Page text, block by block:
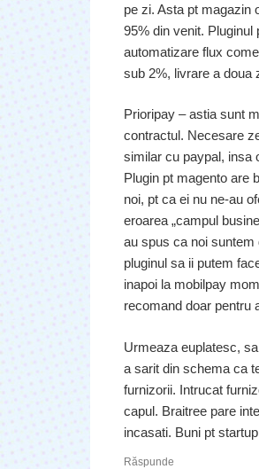
pe zi. Asta pt magazin
95% din venit. Pluginul
automatizare flux
sub 2%, livrare a doua
Prioripay – astia sunt
contractul. Necesare
similar cu paypal, insa
Plugin pt magento are
noi, pt ca ei nu ne-au
eroarea „campul
au spus ca noi
pluginul sa ii putem
inapoi la mobilpay
recomand doar pentru
Urmeaza euplatesc,
a sarit din schema ca
furnizorii. Intrucat
capul. Braitree pare
incasati. Buni pt
Răspunde